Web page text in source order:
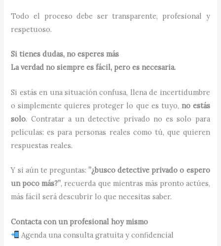
Todo el proceso debe ser transparente, profesional y
respetuoso.
Si tienes dudas, no esperes más
La verdad no siempre es fácil, pero es necesaria.
Si estás en una situación confusa, llena de incertidumbre
o simplemente quieres proteger lo que es tuyo, no estás
solo. Contratar a un detective privado no es solo para
películas: es para personas reales como tú, que quieren
respuestas reales.
Y si aún te preguntas:”¿busco detective privado o espero
un poco más?”, recuerda que mientras más pronto actúes,
más fácil será descubrir lo que necesitas saber.
Contacta con un profesional hoy mismo
Agenda una consulta gratuita y confidencial